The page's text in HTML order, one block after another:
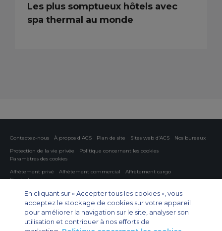
Les plus somptueux hôtels avec
spa thermal au monde
Contactez-nous À propos d'ACS Plan de site Sites web d’ACS
Nos bureaux
Protection de la vie privée
Politique concernant les cookies
Paramètres des cookies
Affrètement privé
Affrètement commercial
Affrètement cargo
Guide des avions
Private Charter App
En cliquant sur « Accepter tous les cookies », vous
acceptez le stockage de cookies sur votre appareil
pour améliorer la navigation sur le site, analyser son
utilisation et contribuer à nos efforts de